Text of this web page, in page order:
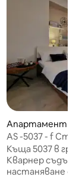
Апартамент –
AS -5037 - f
към морето
Къща 5037 в
Кварнер
настаняване